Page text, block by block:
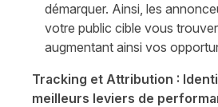
démarquer. Ainsi, les
votre public cible vous
augmentant ainsi vos
Tracking et Attribution :
meilleurs leviers de